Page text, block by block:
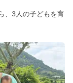
、3人の子どもを育